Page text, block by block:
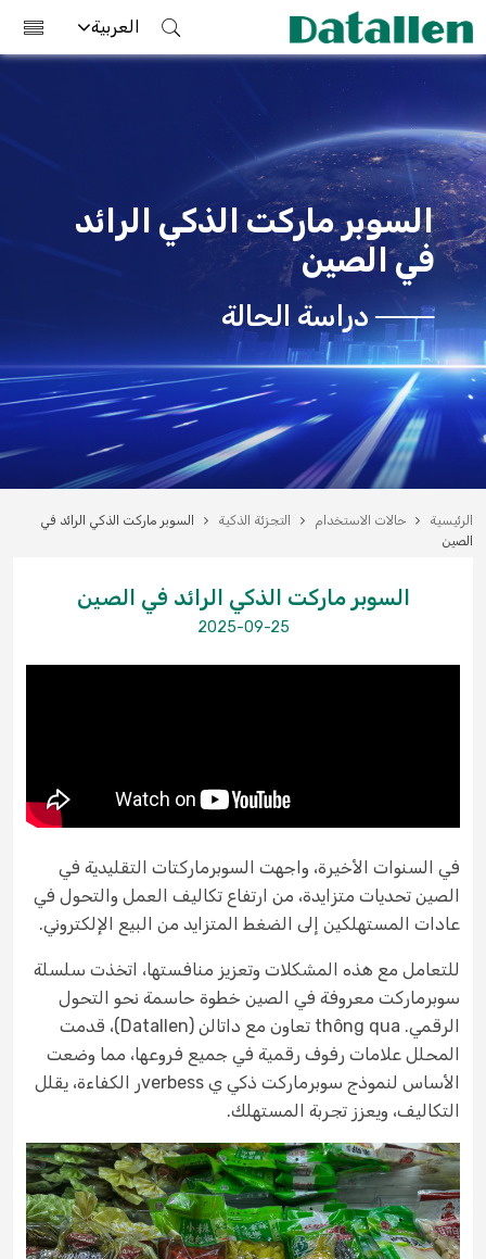
العربية
السوبر ماركت الذكي الرائد
في الصين
─── دراسة الحالة
الرئيسية حالات الاستخدام التجزئة الذكية
السوبر ماركت الذكي الرائد في
الصين
السوبر ماركت الذكي الرائد في الصين
2025-09-25
في السنوات الأخيرة، واجهت السوبرماركتات التقليدية في
الصين تحديات متزايدة، من ارتفاع تكاليف العمل والتحول في
عادات المستهلكين إلى الضغط المتزايد من البيع الإلكتروني.
للتعامل مع هذه المشكلات وتعزيز منافستها، اتخذت سلسلة
سوبرماركت معروفة في الصين خطوة حاسمة نحو التحول
الرقمي. thông qua تعاون مع داتالن (Datallen)، قدمت
المحلل علامات رفوف رقمية في جميع فروعها، مما وضعت
الأساس لنموذج سوبرماركت ذكي ي verbessر الكفاءة، يقلل
التكاليف، ويعزز تجربة المستهلك.